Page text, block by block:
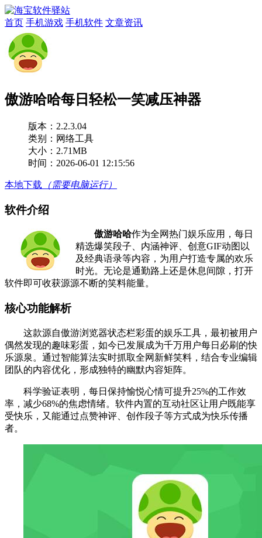
首页 手机游戏 手机软件 文章资讯
傲游哈哈每日轻松一笑减压神器
版本： 2.2.3.04
类别：网络工具
大小：2.71MB
时间：2026-06-01 12:15:56
本地下载 （需要电脑运行）
软件介绍
傲游哈哈作为全网热门娱乐应用，每日
精选爆笑段子、内涵神评、创意GIF动图以
及经典语录等内容，为用户打造专属的欢乐
时光。无论是通勤路上还是休息间隙，打开
软件即可收获源源不断的笑料能量。
核心功能解析
这款源自傲游浏览器状态栏彩蛋的娱乐工具，最初被用户
偶然发现的趣味彩蛋，如今已发展成为千万用户每日必刷的快
乐源泉。通过智能算法实时抓取全网新鲜笑料，结合专业编辑
团队的内容优化，形成独特的幽默内容矩阵。
科学验证表明，每日保持愉悦心情可提升25%的工作效
率，减少68%的焦虑情绪。软件内置的互动社区让用户既能享
受快乐，又能通过点赞神评、创作段子等方式成为快乐传播
者。